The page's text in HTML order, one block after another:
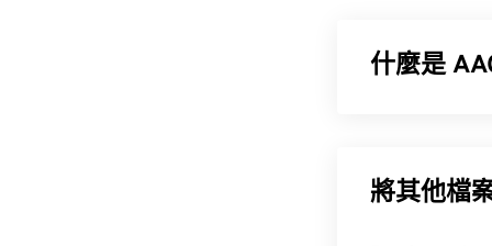
什麼是
音訊格式。
將其他檔